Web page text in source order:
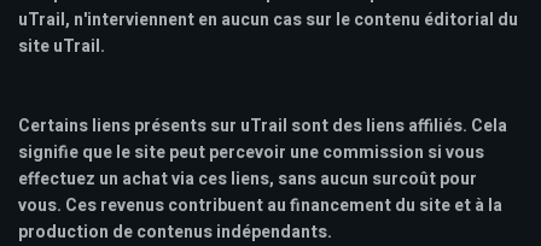
uTrail, n'interviennent en aucun cas sur le contenu éditorial du
site uTrail.
Certains liens présents sur uTrail sont des liens affiliés. Cela
signifie que le site peut percevoir une commission si vous
effectuez un achat via ces liens, sans aucun surcoût pour
vous. Ces revenus contribuent au financement du site et à la
production de contenus indépendants.